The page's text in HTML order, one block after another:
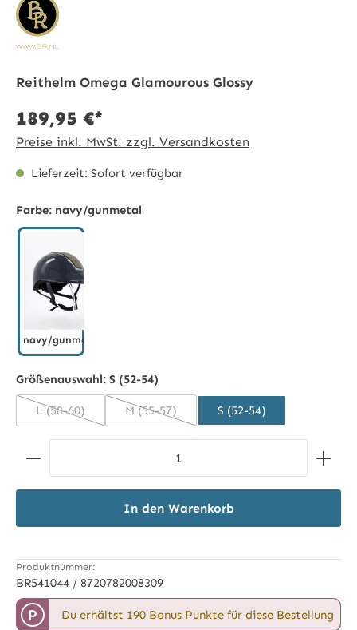
Reithelm Omega Glamourous Glossy
189,95 €*
Preise inkl. MwSt. zzgl. Versandkosten
Lieferzeit: Sofort verfügbar
Farbe: navy/gunmetal
navy/gunmetal
Größenauswahl: S (52-54)
L (58-60)
(Diese Option ist zurzeit nicht verfügbar.)
M (55-57)
(Diese Option ist zurzeit nicht verfügbar.)
S (52-54)
Produkt Anzahl: Gib den gewünschten Wert ein
In den Warenkorb
Produktnummer:
BR541044 / 8720782008309
P Du erhältst 190 Bonus Punkte für diese Bestellung